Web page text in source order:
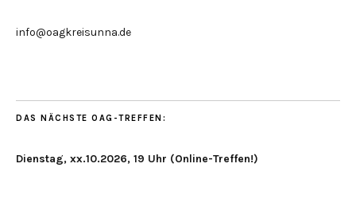
info@oagkreisunna.de
DAS NÄCHSTE OAG-TREFFEN:
Dienstag, xx.10.2026, 19 Uhr (Online-Treffen!)